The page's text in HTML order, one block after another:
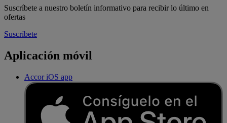
Suscríbete a nuestro boletín informativo para recibir lo último en
ofertas
Suscríbete
Aplicación móvil
Accor iOS app